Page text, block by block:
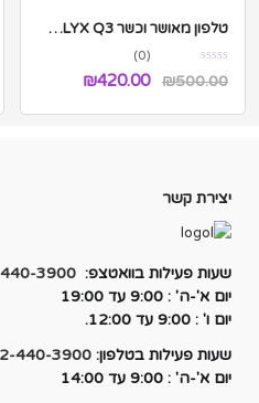
טלפון מאושר וכשר QLYX Q3 – (קליקס Q3) דור 4G
(0)
₪500.00
המחיר ₪420.00
יצירת קשר
שעות פעילות בוואטצפ: 3900
יום א'-ה' : 9:00 עד 19:00
יום ו' : 9:00 עד 12:00.
שעות פעילות בטלפון: 440-3900
יום א'-ה' : 9:00 עד 14:00